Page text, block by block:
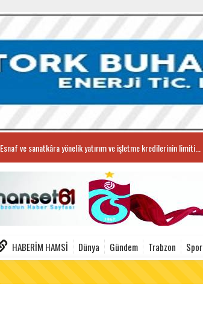
Esnaf ve sanatkâra yönelik yatırım ve işletme kredilerinin limiti...
HABERIM HAMSI Dünya Gündem Trabzon Spor